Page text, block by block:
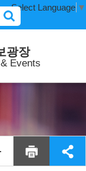
Select Language ▼
광장
Events